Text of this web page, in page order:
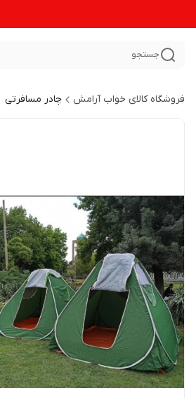
جستجو
فروشگاه کالای خواب آرامش چادر مسافرتی